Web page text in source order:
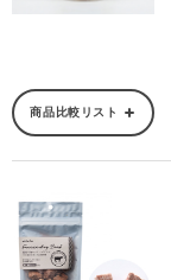
商品比較リスト